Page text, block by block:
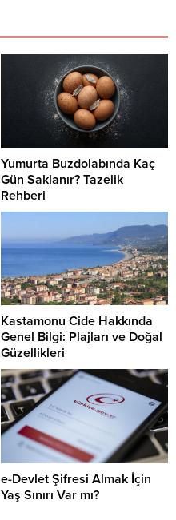
Yumurta Buzdolabında Kaç
Gün Saklanır? Tazelik
Rehberi
Kastamonu Cide Hakkında
Genel Bilgi: Plajları ve Doğal
Güzellikleri
e-Devlet Şifresi Almak İçin
Yaş Sınırı Var mı?